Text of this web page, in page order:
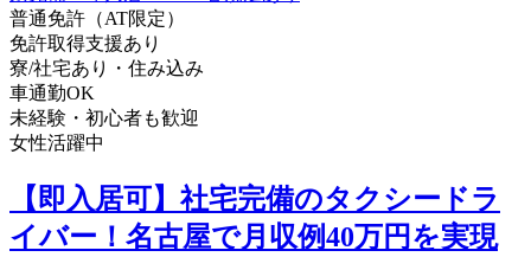
普通免許（AT限定）
免許取得支援あり
寮/社宅あり・住み込み
車通勤OK
未経験・初心者も歓迎
女性活躍中
【即入居可】社宅完備のタクシードラ
イバー！名古屋で月収例40万円を実現